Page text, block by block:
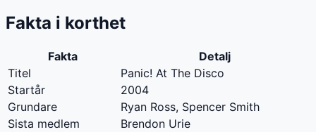
Fakta i korthet
Fakta
Detalj
Titel
Panic! At The Disco
Startår
2004
Grundare
Ryan Ross, Spencer Smith
Sista medlem
Brendon Urie